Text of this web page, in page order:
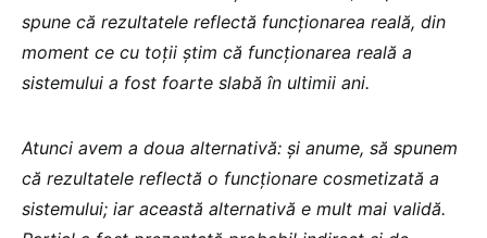
spune că rezultatele reflectă funcționarea reală, din
moment ce cu toții știm că funcționarea reală a
sistemului a fost foarte slabă în ultimii ani.
Atunci avem a doua alternativă: și anume, să spunem
că rezultatele reflectă o funcționare cosmetizată a
sistemului; iar această alternativă e mult mai validă.